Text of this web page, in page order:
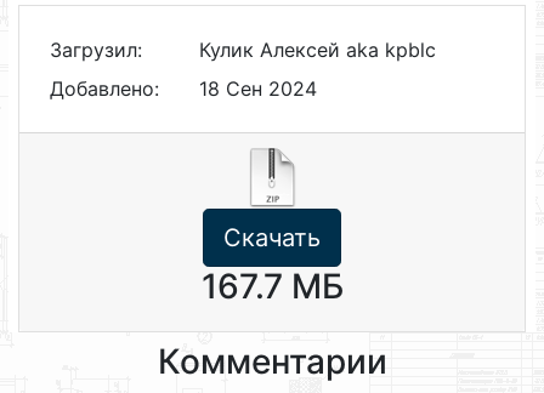
Загрузил:
Кулик Алексей aka kpblc
Добавлено:
18 Сен 2024
Скачать
167.7 МБ
Комментарии